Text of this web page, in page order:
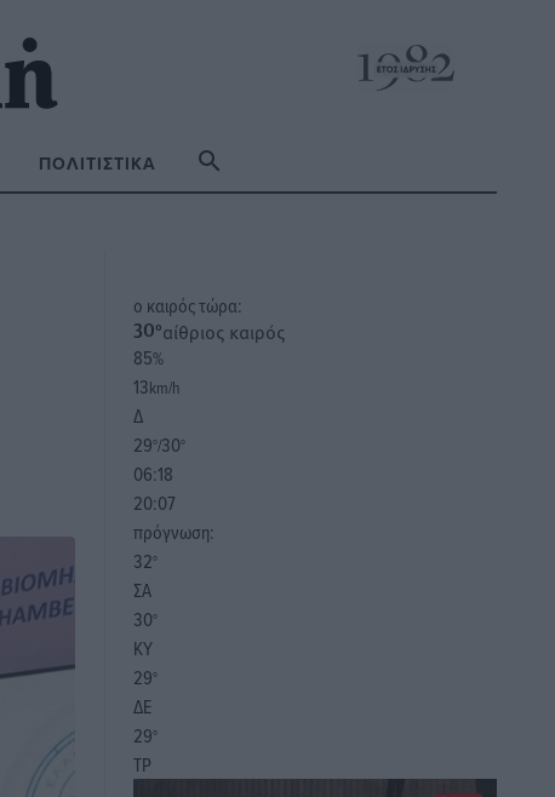
ΠΟΛΙΤΙΣΤΙΚΆ
o καιρός τώρα:
30°αίθριος καιρός
85%
13km/h
Δ
29°/30°
06:18
20:07
πρόγνωση:
32°
ΣΑ
30°
ΚΥ
29°
ΔΕ
29°
ΤΡ